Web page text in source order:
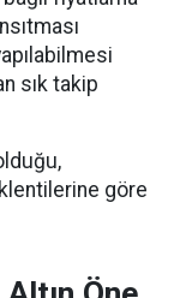
sık takip
göre